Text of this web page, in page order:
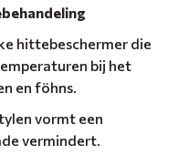
hittebeschermer die
bij het
en föhns.
vormt een
vermindert.